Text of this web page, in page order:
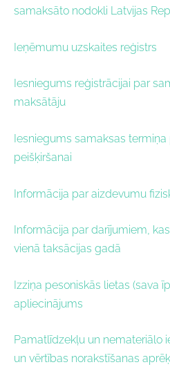
samaksāto nodokli Latvijas
Ieņēmumu uzskaites reģistrs
Iesniegums reģistrācijai par
maksātāju
Iesniegums samaksas
peišķiršanai
Informācija par aizdevumu
Informācija par darījumiem,
vienā taksācijas gadā
Izziņa pesoniskās lietas (sava
apliecinājums
Pamatlīdzekļu un nemateriālo
un vērtības norakstīšanas